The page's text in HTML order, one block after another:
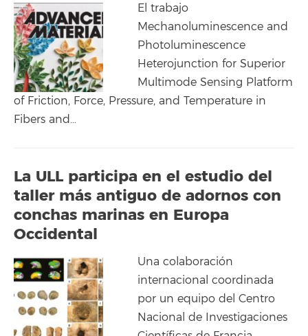
El trabajo
Mechanoluminescence and
Photoluminescence
Heterojunction for Superior
Multimode Sensing Platform
of Friction, Force, Pressure, and Temperature in
Fibers and…
La ULL participa en el estudio del
taller más antiguo de adornos con
conchas marinas en Europa
Occidental
Una colaboración
internacional coordinada
por un equipo del Centro
Nacional de Investigaciones